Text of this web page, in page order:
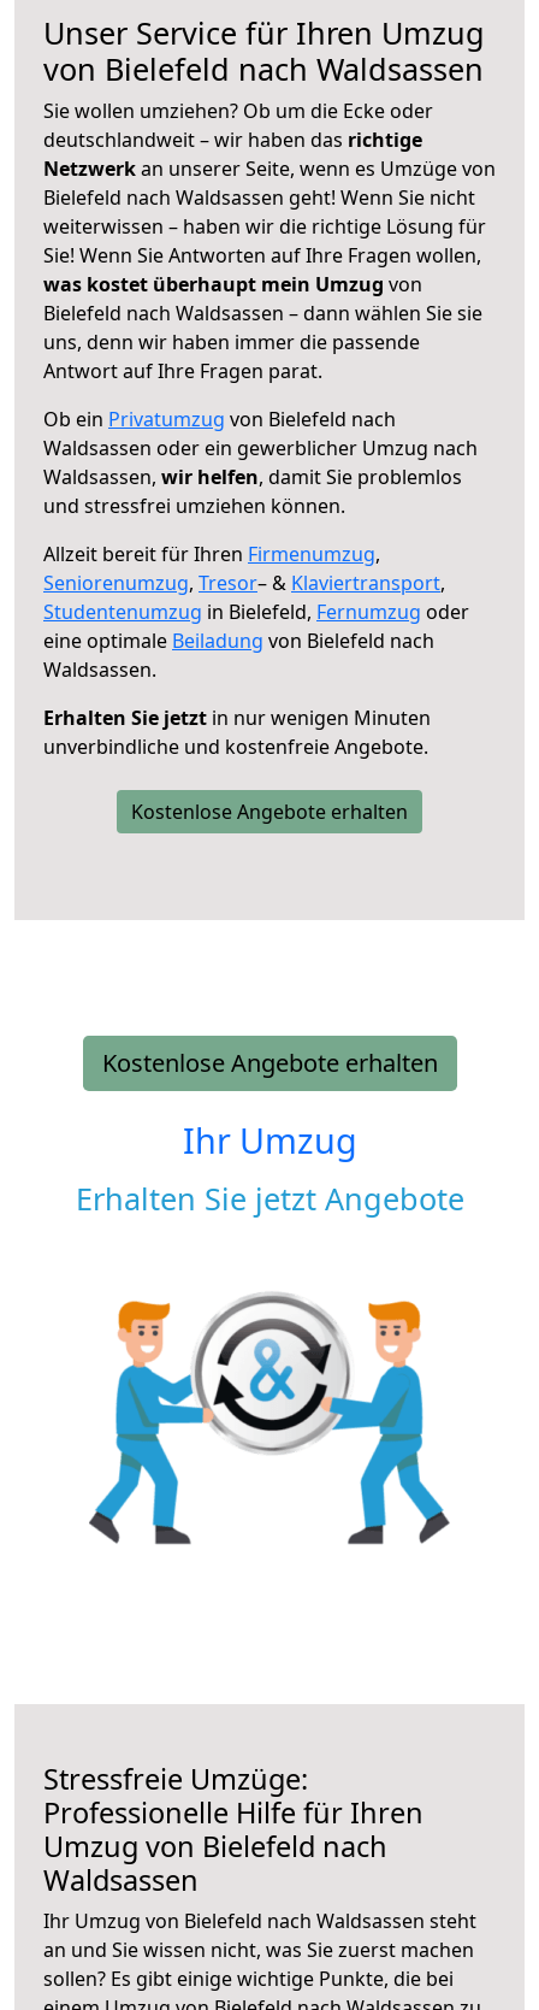
Unser Service für Ihren Umzug
von Bielefeld nach Waldsassen
Sie wollen umziehen? Ob um die Ecke oder
deutschlandweit – wir haben das richtige
Netzwerkan unserer Seite, wenn es Umzüge von
Bielefeld nach Waldsassen geht! Wenn Sie nicht
weiterwissen – haben wir die richtige Lösung für
Sie! Wenn Sie Antworten auf Ihre Fragen wollen,
was kostet überhaupt mein Umzug von
Bielefeld nach Waldsassen – dann wählen Sie sie
uns, denn wir haben immer die passende
Antwort auf Ihre Fragen parat.
Ob ein Privatumzug von Bielefeld nach
Waldsassen oder ein gewerblicher Umzug nach
Waldsassen, wir helfen, damit Sie problemlos
und stressfrei umziehen können.
Allzeit bereit für Ihren Firmenumzug,
Seniorenumzug, Tresor– & Klaviertransport,
Studentenumzug in Bielefeld, Fernumzug oder
eine optimale Beiladung von Bielefeld nach
Waldsassen.
Erhalten Sie jetzt in nur wenigen Minuten
unverbindliche und kostenfreie Angebote.
Kostenlose Angebote erhalten
Kostenlose Angebote erhalten
Ihr Umzug
Erhalten Sie jetzt Angebote
Stressfreie Umzüge:
Professionelle Hilfe für Ihren
Umzug von Bielefeld nach
Waldsassen
Ihr Umzug von Bielefeld nach Waldsassen steht
an und Sie wissen nicht, was Sie zuerst machen
sollen? Es gibt einige wichtige Punkte, die bei